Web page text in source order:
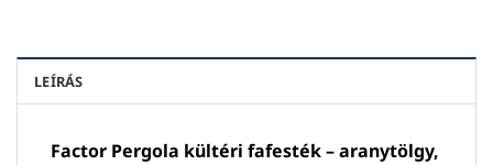
LEÍRÁS
Factor Pergola kültéri fafesték – aranytölgy,